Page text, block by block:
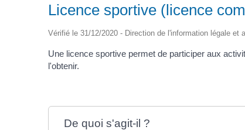
Licence sportive (licence
Vérifié le 31/12/2020 - Direction de l'information légale
Une licence sportive permet de participer aux
l'obtenir.
De quoi s'agit-il ?